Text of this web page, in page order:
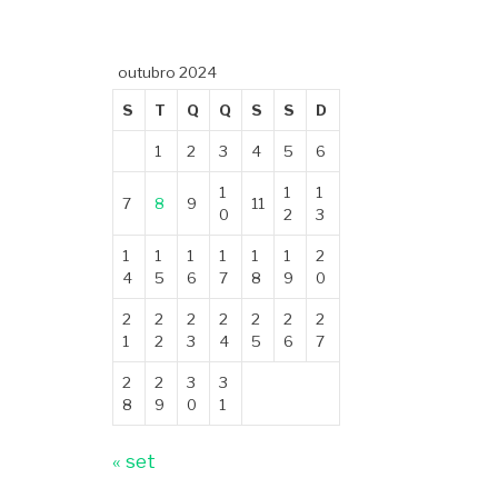
outubro 2024
S T Q Q S S D
1 2 3 4 5 6
7 8 9
1
0
11
1
2
1
3
1
4
1
5
1
6
1
7
1
8
1
9
2
0
2
1
2
2
2
3
2
4
2
5
2
6
2
7
2
8
2
9
3
0
3
1
« set